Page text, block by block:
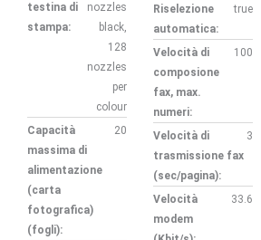
testina di
stampa:
nozzles
black,
128
nozzles
per
colour
Capacità
massima di
alimentazione
(carta
fotografica)
(fogli):
20
Riselezione
automatica:
true
Velocità di
composione
fax, max.
numeri:
100
Velocità di
trasmissione fax
(sec/pagina):
3
Velocità
modem
33.6